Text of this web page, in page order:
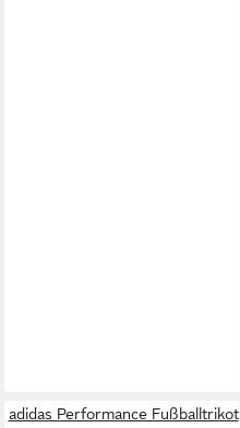
adidas Performance Fußballtrikot